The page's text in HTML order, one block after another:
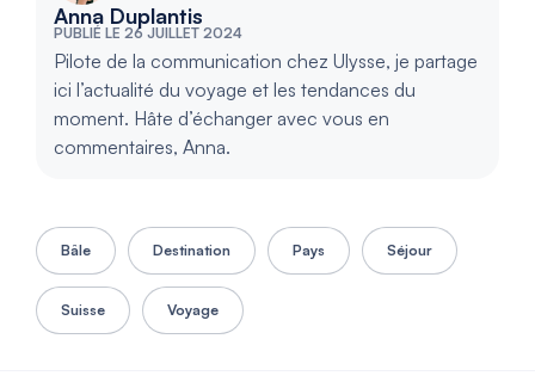
Anna Duplantis
PUBLIÉ LE 26 JUILLET 2024
Pilote de la communication chez Ulysse, je partage
ici l’actualité du voyage et les tendances du
moment. Hâte d’échanger avec vous en
commentaires, Anna.
Bâle Destination Pays Séjour
Suisse Voyage